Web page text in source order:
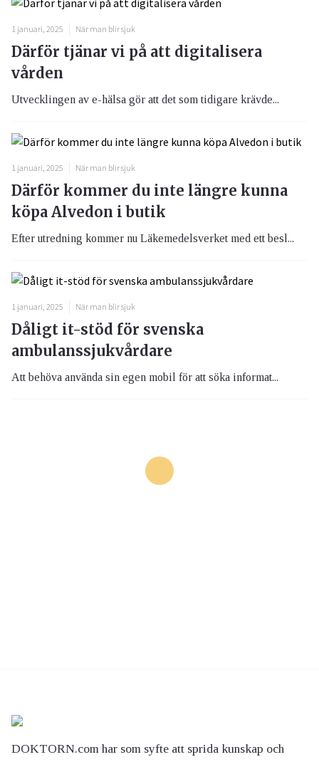
1 januari, 2025 När man blir sjuk
Därför tjänar vi på att digitalisera
vården
Utvecklingen av e-hälsa gör att det som tidigare krävde...
1 januari, 2025 När man blir sjuk
Därför kommer du inte längre kunna
köpa Alvedon i butik
Efter utredning kommer nu Läkemedelsverket med ett besl...
1 januari, 2025 När man blir sjuk
Dåligt it-stöd för svenska
ambulanssjukvårdare
Att behöva använda sin egen mobil för att söka informat...
DOKTORN.com har som syfte att sprida kunskap och